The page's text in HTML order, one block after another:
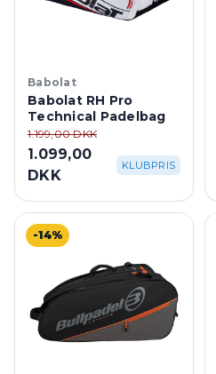
Babolat
Babolat RH Pro
Technical Padelbag
1.199,00 DKK
1.099,00
DKK
KLUBPRIS
-14%